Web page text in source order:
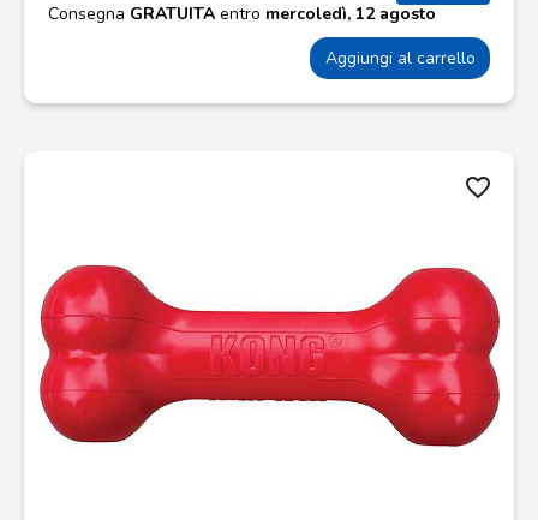
Consegna GRATUITA entro mercoledì, 12 agosto
Aggiungi al carrello
favorite_border